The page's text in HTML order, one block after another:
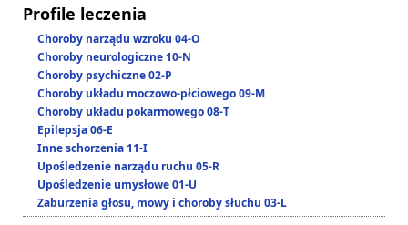
Profile leczenia
Choroby narządu wzroku 04-O
Choroby neurologiczne 10-N
Choroby psychiczne 02-P
Choroby układu moczowo-płciowego 09-M
Choroby układu pokarmowego 08-T
Epilepsja 06-E
Inne schorzenia 11-I
Upośledzenie narządu ruchu 05-R
Upośledzenie umysłowe 01-U
Zaburzenia głosu, mowy i choroby słuchu 03-L